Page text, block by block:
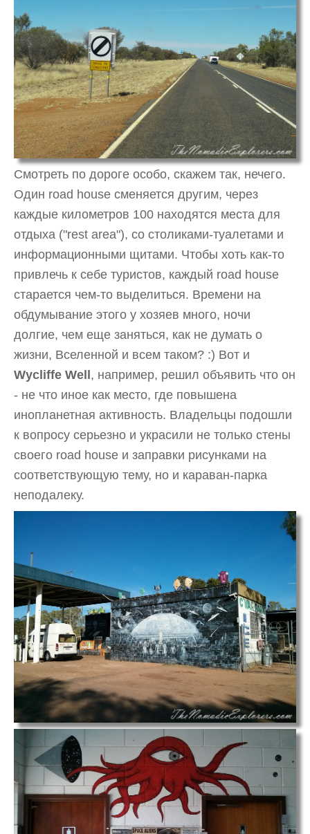
Смотреть по дороге особо, скажем так, нечего.
Один road house сменяется другим, через
каждые километров 100 находятся места для
отдыха ("rest area"), со столиками-туалетами и
информационными щитами. Чтобы хоть как-то
привлечь к себе туристов, каждый road house
старается чем-то выделиться. Времени на
обдумывание этого у хозяев много, ночи
долгие, чем еще заняться, как не думать о
жизни, Вселенной и всем таком? :) Вот и
Wycliffe Well, например, решил объявить что он
- не что иное как место, где повышена
инопланетная активность. Владельцы подошли
к вопросу серьезно и украсили не только стены
своего road house и заправки рисунками на
соответствующую тему, но и караван-парка
неподалеку.